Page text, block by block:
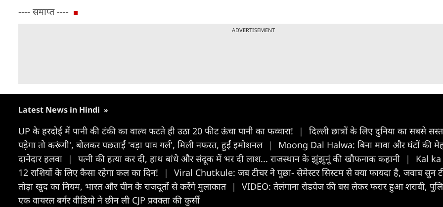
---- समाप्त ----
ADVERTISEMENT
Latest News in Hindi »
UP के हरदोई में पानी की टंकी का वाल्व फटते ही उठा 20 फीट ऊंचा पानी का फव्वारा! | दिल्ली छात्रों के लिए दुनिया का सबसे
पड़ेगा तो करूंगी', बोलकर पछताईं 'वड़ा पाव गर्ल', मिली नफरत, हुईं इमोशनल |
Moong Dal Halwa: बिना मावा और घंटों की
दानेदार हलवा
| पत्नी की हत्या कर दी, हाथ बांधे और संदूक में भर दी लाश... राजस्थान के झुंझुनूं की खौफनाक कहानी |
Kal ka
12 राशियों के लिए कैसा रहेगा कल का दिन!
| Viral Chutkule: जब टीचर ने पूछा- सेमेस्टर सिस्टम से क्या फायदा है, जवाब सुन
तोड़ा खुद का नियम, भारत और चीन के राजदूतों से करेंगे मुलाकात | VIDEO: तेलंगाना रोडवेज की बस लेकर फरार हुआ शराबी,
एक वायरल बर्गर वीडियो ने छीन ली CJP प्रवक्ता की कुर्सी